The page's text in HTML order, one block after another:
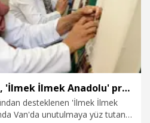
3 ilin halı ve kilimleri, 'İlmek İlmek Anadolu' projesi ile yaşatılıyor
desteklenen 'İlmek İlmek
Van'da unutulmaya yüz tutan